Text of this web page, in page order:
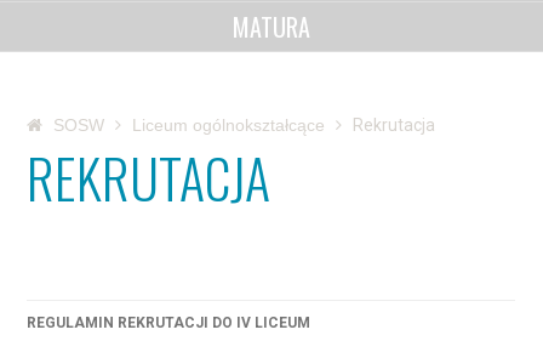
MATURA
SOSW Liceum ogólnokształcące Rekrutacja
REKRUTACJA
REGULAMIN REKRUTACJI DO IV LICEUM